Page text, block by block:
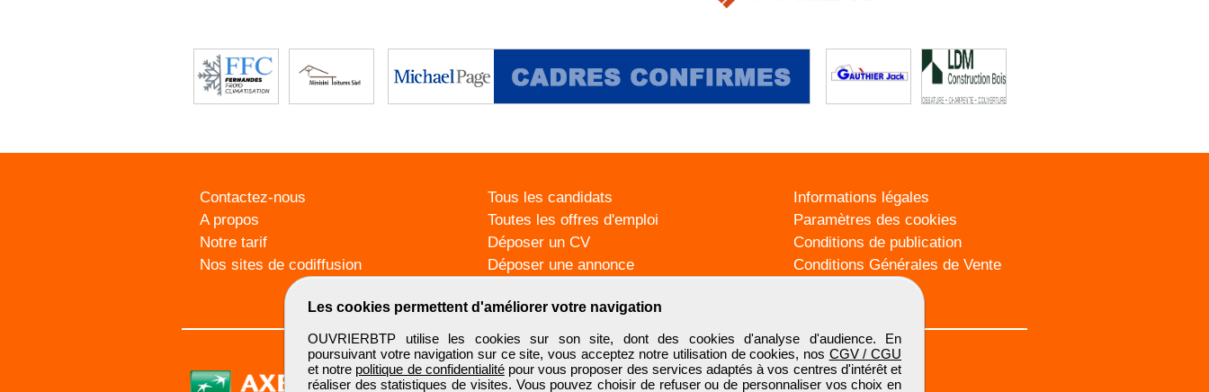
Les cookies permettent d'améliorer votre navigation
OUVRIERBTP utilise les cookies sur son site, dont des cookies d'analyse d'audience. En
poursuivant votre navigation sur ce site, vous acceptez notre utilisation de cookies, nos CGV / CGU
et notre politique de confidentialitépour vous proposer des services adaptés à vos centres d'intérêt et
réaliser des statistiques de visites. Vous pouvez choisir de refuser ou de personnaliser vos choix en
Contactez-nous
A propos
Notre tarif
Nos sites de codiffusion
Tous les candidats
Toutes les offres d'emploi
Déposer un CV
Déposer une annonce
Informations légales
Paramètres des cookies
Conditions de publication
Conditions Générales de Vente